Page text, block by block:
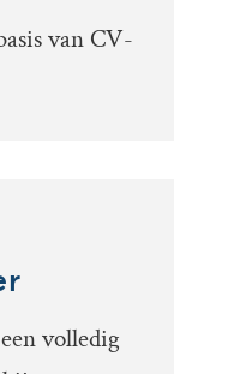
van CV-
volledig